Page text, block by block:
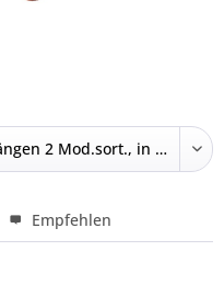
Empfehlen